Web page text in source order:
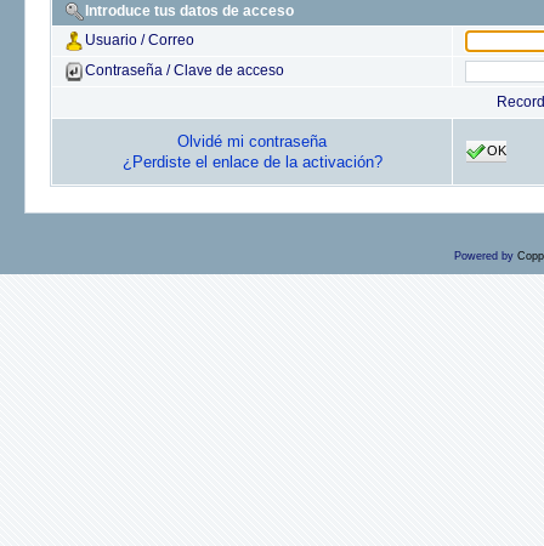
Introduce tus datos de acceso
Usuario / Correo
Contraseña / Clave de acceso
Olvidé mi contraseña
¿Perdiste el enlace de la activación?
OK
Powered by